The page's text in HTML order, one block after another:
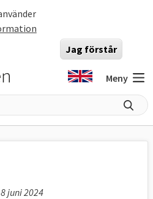
Jag förstår
Meny
juni 2024